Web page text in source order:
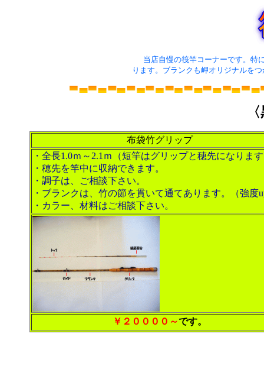
当店自慢の筏竿コーナーです。特
ります。ブランクも岬オリジナルを
布袋竹グリップ
・全長1.0ｍ～2.1ｍ（短竿はグリップと穂先になりま
・穂先を竿中に収納できます。
・調子は、ご相談下さい。
・ブランクは、竹の節を貫いて通てあります。（強度
・カラー、材料はご相談下さい。
￥２００００～です。